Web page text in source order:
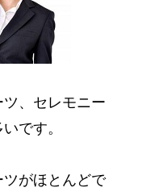
、セレモニー
です。
がほとんどで